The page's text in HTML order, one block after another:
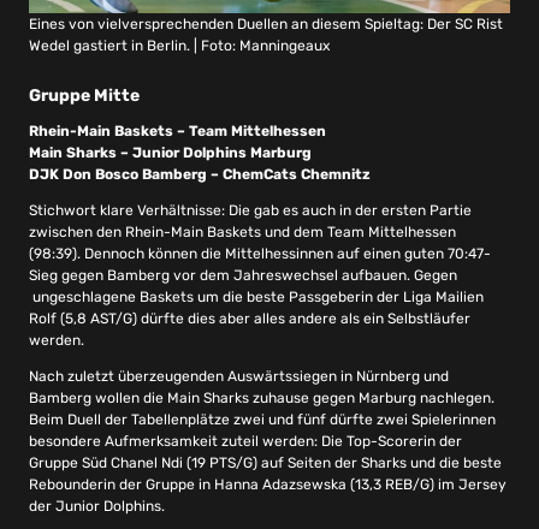
Eines von vielversprechenden Duellen an diesem Spieltag: Der SC Rist
Wedel gastiert in Berlin. | Foto: Manningeaux
Gruppe Mitte
Rhein-Main Baskets – Team Mittelhessen
Main Sharks – Junior Dolphins Marburg
DJK Don Bosco Bamberg – ChemCats Chemnitz
Stichwort klare Verhältnisse: Die gab es auch in der ersten Partie
zwischen den Rhein-Main Baskets und dem Team Mittelhessen
(98:39). Dennoch können die Mittelhessinnen auf einen guten 70:47-
Sieg gegen Bamberg vor dem Jahreswechsel aufbauen. Gegen
ungeschlagene Baskets um die beste Passgeberin der Liga Mailien
Rolf (5,8 AST/G) dürfte dies aber alles andere als ein Selbstläufer
werden.
Nach zuletzt überzeugenden Auswärtssiegen in Nürnberg und
Bamberg wollen die Main Sharks zuhause gegen Marburg nachlegen.
Beim Duell der Tabellenplätze zwei und fünf dürfte zwei Spielerinnen
besondere Aufmerksamkeit zuteil werden: Die Top-Scorerin der
Gruppe Süd Chanel Ndi (19 PTS/G) auf Seiten der Sharks und die beste
Rebounderin der Gruppe in Hanna Adazsewska (13,3 REB/G) im Jersey
der Junior Dolphins.